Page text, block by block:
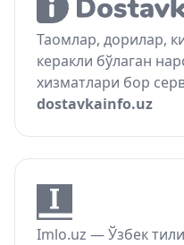
Таомлар, дорилар,
керакли бўлаган
хизматлари бор
dostavkainfo.uz
Imlo.uz — Ўзбек